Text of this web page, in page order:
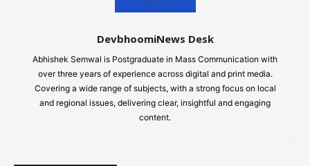
DevbhoomiNews Desk
Abhishek Semwal is Postgraduate in Mass Communication with
over three years of experience across digital and print media.
Covering a wide range of subjects, with a strong focus on local
and regional issues, delivering clear, insightful and engaging
content.